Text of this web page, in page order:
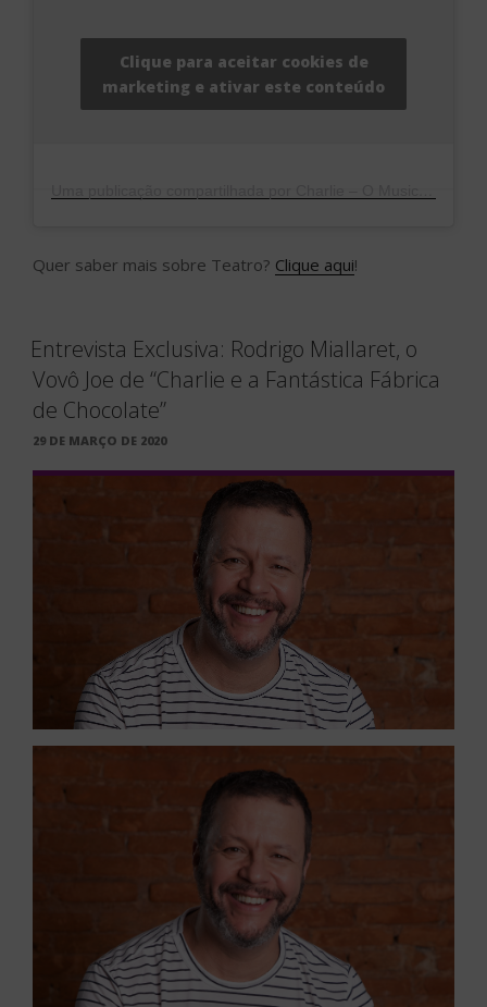
Clique para aceitar cookies de
marketing e ativar este conteúdo
Quer saber mais sobre Teatro? Clique aqui!
Entrevista Exclusiva: Rodrigo Miallaret, o
Vovô Joe de “Charlie e a Fantástica Fábrica
de Chocolate”
PUBLICADO
29 DE MARÇO DE 2020